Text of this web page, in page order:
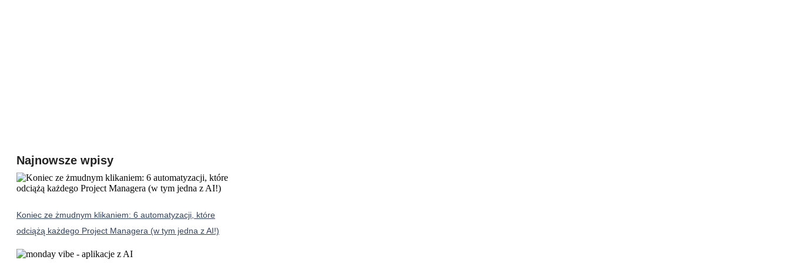
Najnowsze wpisy
Koniec ze żmudnym klikaniem: 6 automatyzacji, które
odciążą każdego Project Managera (w tym jedna z AI!)